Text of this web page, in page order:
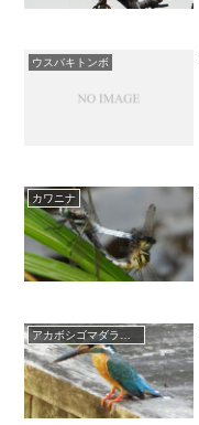
ウスバキトンボ
カワニナ